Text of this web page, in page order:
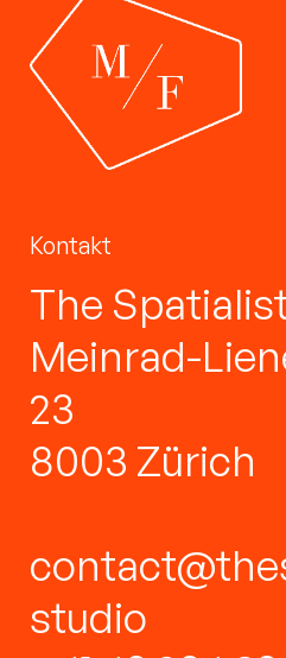
Kontakt
The
Meinrad-
23
8003 Zürich
studio